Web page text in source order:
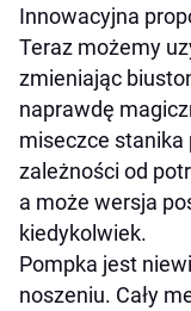
Innowacyjna
Teraz możemy
zmieniając
naprawdę
miseczce stanika
zależności od
a może wersja
kiedykolwiek.
Pompka jest
noszeniu. Cały